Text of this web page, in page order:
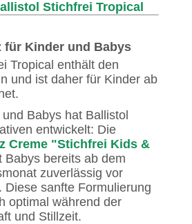
für Kinder und Babys
Tropical enthält den
und ist daher für Kinder ab
Babys hat Ballistol
entwickelt: Die
Creme "Stichfrei Kids &
Babys bereits ab dem
zuverlässig vor
Diese sanfte Formulierung
optimal während der
und Stillzeit.